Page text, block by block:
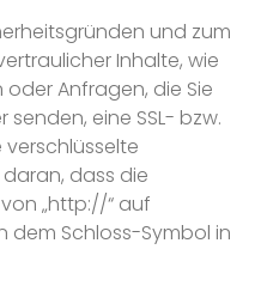
und zum
Inhalte, wie
oder Anfragen, die Sie
eine SSL- bzw.
verschlüsselte
dass die
„http://“ auf
dem Schloss-Symbol in